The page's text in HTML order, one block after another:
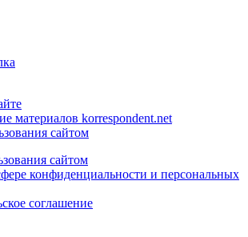
материалов korrespondent.net
сайтом
сайтом
конфиденциальности и персональных
соглашение